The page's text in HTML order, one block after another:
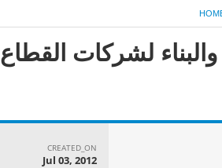
لشركات القطاع
CREATED_ON
Jul 03, 2012